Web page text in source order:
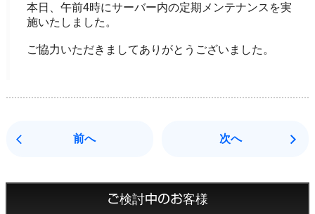
本日、午前4時にサーバー内の定期メンテナンスを実
施いたしました。
ご協力いただきましてありがとうございました。
前へ 次へ
ご検討中のお客様